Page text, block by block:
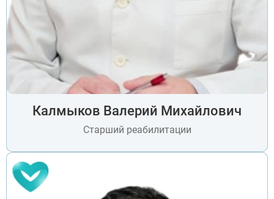
Калмыков Валерий Михайлович
Старший реабилитации